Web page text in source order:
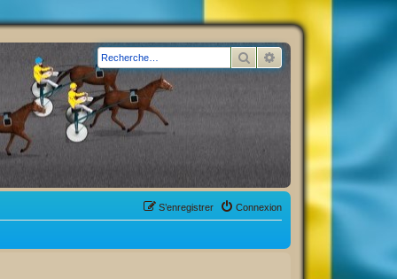
Rechercher
Connexion
S’enregistrer